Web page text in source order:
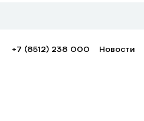
+7 (8512) 238 000 Новости